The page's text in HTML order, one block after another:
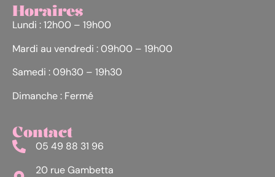
Horaires
Lundi : 12h00 – 19h00
Mardi au vendredi : 09h00 – 19h00
Samedi : 09h30 – 19h30
Dimanche : Fermé
Contact
05 49 88 31 96
20 rue Gambetta